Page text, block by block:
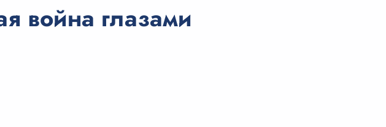
война глазами